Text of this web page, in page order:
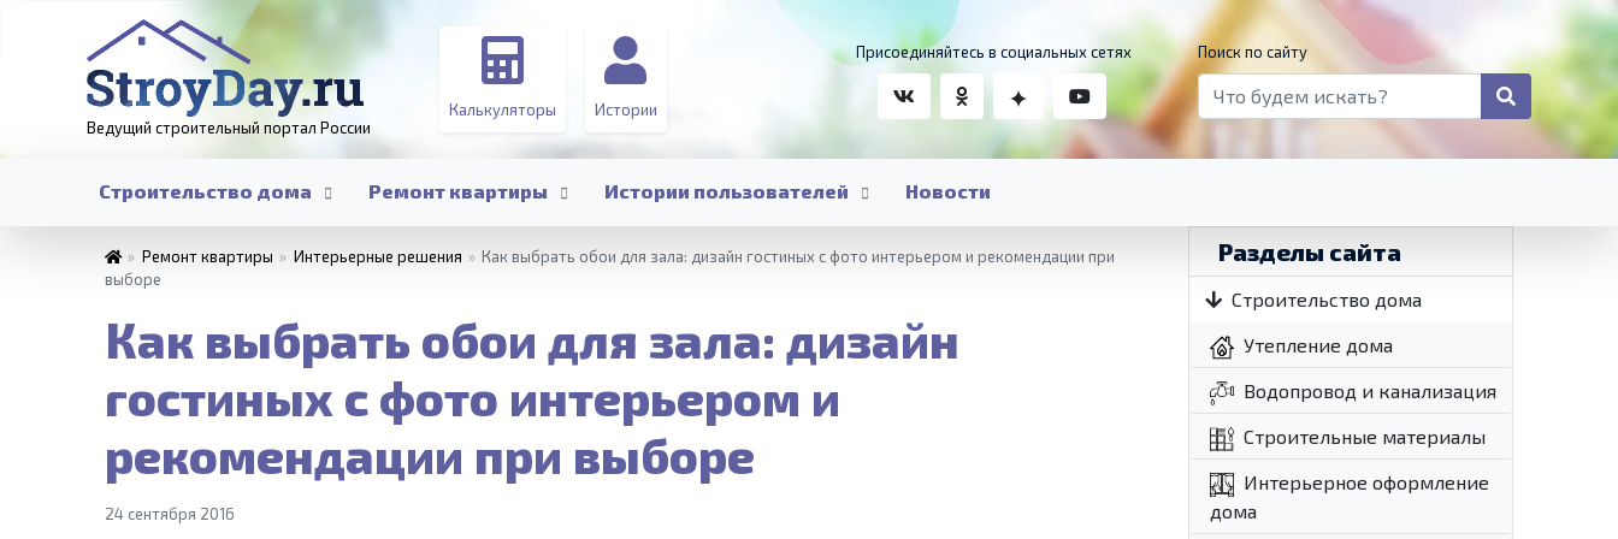
Ведущий строительный портал России
Калькуляторы Истории
Присоединяйтесь в социальных сетях Поиск по сайту
Строительство дома Ремонт квартиры Истории пользователей Новости
» Ремонт квартиры » Интерьерные решения » Как выбрать обои для зала: дизайн гостиных с фото интерьером и рекомендации при
выборе
Как выбрать обои для зала: дизайн
гостиных с фото интерьером и
рекомендации при выборе
24 сентября 2016
Разделы сайта
Строительство дома
Утепление дома
Водопровод и канализация
Строительные материалы
Интерьерное оформление
дома